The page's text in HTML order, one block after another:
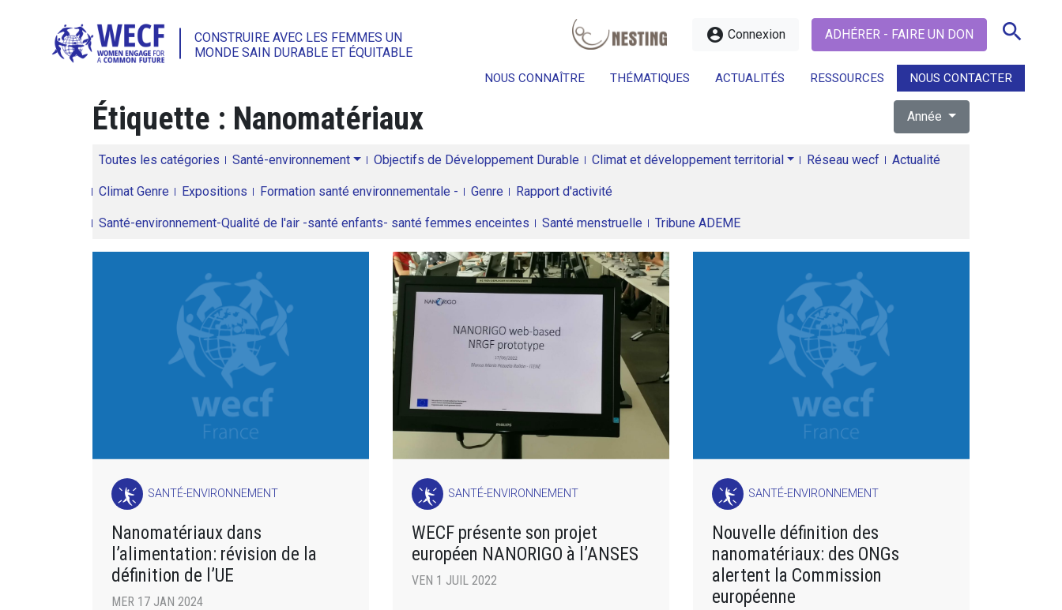
CONSTRUIRE AVEC LES FEMMES UN
MONDE SAIN DURABLE ET ÉQUITABLE
account_circle Connexion ADHÉRER - FAIRE UN DON search
NOUS CONNAÎTRE THÉMATIQUES ACTUALITÉS RESSOURCES NOUS CONTACTER
search
Étiquette : Nanomatériaux Année
Toutes les catégories Santé-environnement Objectifs de Développement Durable Climat et développement territorial Réseau wecf Actualité
Climat Genre Expositions Formation santé environnementale - Genre Rapport d'activité
Santé-environnement-Qualité de l'air -santé enfants- santé femmes enceintes Santé menstruelle Tribune ADEME
SANTÉ-ENVIRONNEMENT
Nanomatériaux dans
l’alimentation: révision de la
définition de l’UE
MER 17 JAN 2024
SANTÉ-ENVIRONNEMENT
WECF présente son projet
européen NANORIGO à l’ANSES
VEN 1 JUIL 2022
SANTÉ-ENVIRONNEMENT
Nouvelle définition des
nanomatériaux: des ONGs
alertent la Commission
européenne